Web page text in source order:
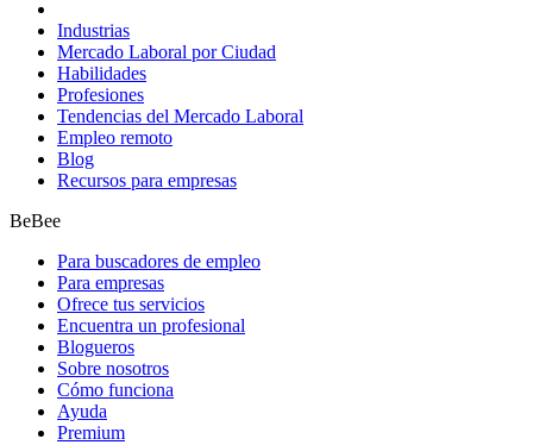
Industrias
Mercado Laboral por Ciudad
Habilidades
Profesiones
Tendencias del Mercado Laboral
Empleo remoto
Blog
Recursos para empresas
BeBee
Para buscadores de empleo
Para empresas
Ofrece tus servicios
Encuentra un profesional
Blogueros
Sobre nosotros
Cómo funciona
Ayuda
Premium